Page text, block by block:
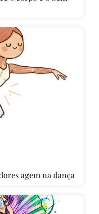
agem na dança